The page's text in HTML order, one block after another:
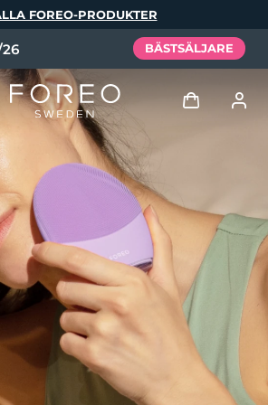
FOREO-PRODUKTER
BÄSTSÄLJARE
Användarprofil
Mina enheter
Mina beställningar
Mina adresser
Mina prenumerationer
Tech Elixir
Set
Deutsch
Español
Italiano
Português
Svenska
Русский
简体中文 繁體中文